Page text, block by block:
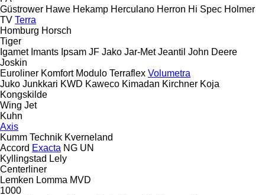
Güstrower Hawe Hekamp Herculano Herron Hi Spec Holmer
TV Terra
Homburg Horsch
Tiger
Igamet Imants Ipsam JF Jako Jar-Met Jeantil John Deere
Joskin
Euroliner Komfort Modulo Terraflex Volumetra
Juko Junkkari KWD Kaweco Kimadan Kirchner Koja
Kongskilde
Wing Jet
Kuhn
Axis
Kumm Technik Kverneland
Accord Exacta NG UN
Kyllingstad Lely
Centerliner
Lemken Lomma MVD
1000